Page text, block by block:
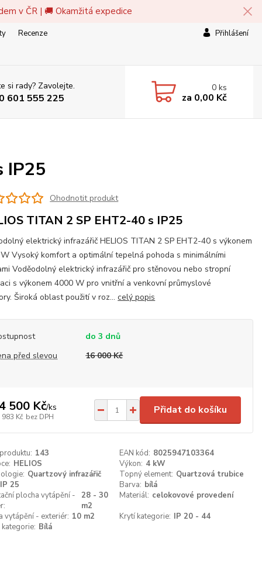
v ČR | 🚚 Okamžitá expedice
Recenze Přihlášení
si rady? Zavolejte.
601 555 225
0 ks
za 0,00 Kč
IP25
Ohodnotit produkt
TITAN 2 SP EHT2-40 s IP25
elektrický infrazářič HELIOS TITAN 2 SP EHT2-40 s výkonem
Vysoký komfort a optimální tepelná pohoda s minimálními
Voděodolný elektrický infrazářič pro stěnovou nebo stropní
s výkonem 4000 W pro vnitřní a venkovní průmyslové
Široká oblast použití v roz...celý popis
do 3 dnů
před slevou
16 000 Kč
500 Kč/ks
Kč bez DPH
Přidat do košíku
143 EAN kód: 8025947103364
HELIOS Výkon: 4 kW
Quartzový infrazářič Topný element: Quartzová trubice
IP 25
Barva: bílá
plocha vytápění -
28 - 30
m2
Materiál: celokovové provedení
vytápění - exteriér: 10 m2 Krytí kategorie: IP 20 - 44
Bílá